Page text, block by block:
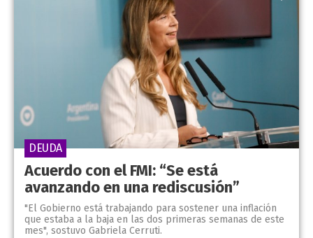
Acuerdo con el FMI: “Se está
avanzando en una rediscusión”
"El Gobierno está trabajando para sostener una inflación
que estaba a la baja en las dos primeras semanas de este
mes", sostuvo Gabriela Cerruti.
DEUDA